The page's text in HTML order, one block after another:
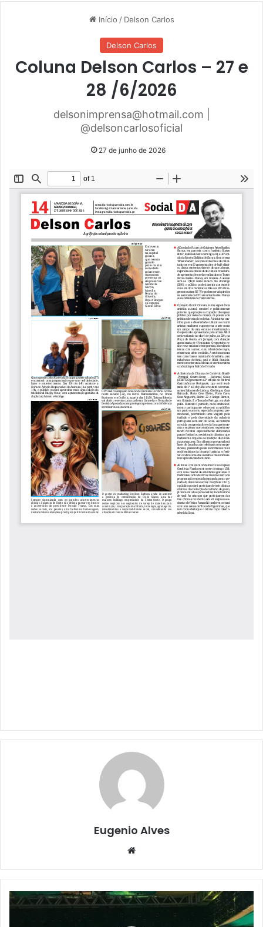
Início / Delson Carlos
Delson Carlos
Coluna Delson Carlos – 27 e
28 /6/2026
delsonimprensa@hotmail.com |
@delsoncarlosoficial
27 de junho de 2026
Eugenio Alves